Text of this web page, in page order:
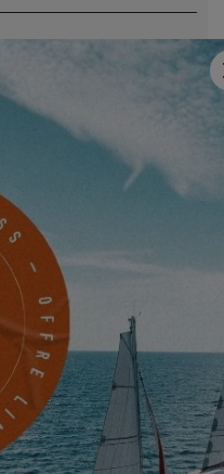
partager ?
actualités, évènements et
Friendly Captcha